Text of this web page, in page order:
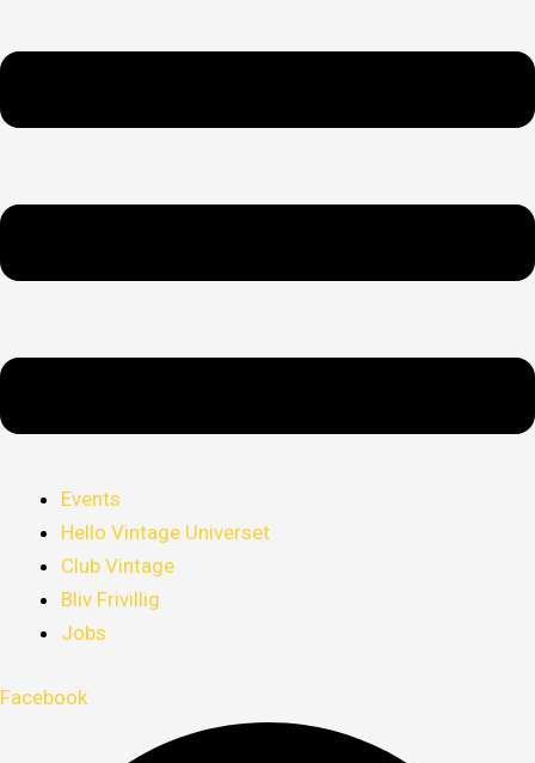
Events
Hello Vintage Universet
Club Vintage
Bliv Frivillig
Jobs
Facebook